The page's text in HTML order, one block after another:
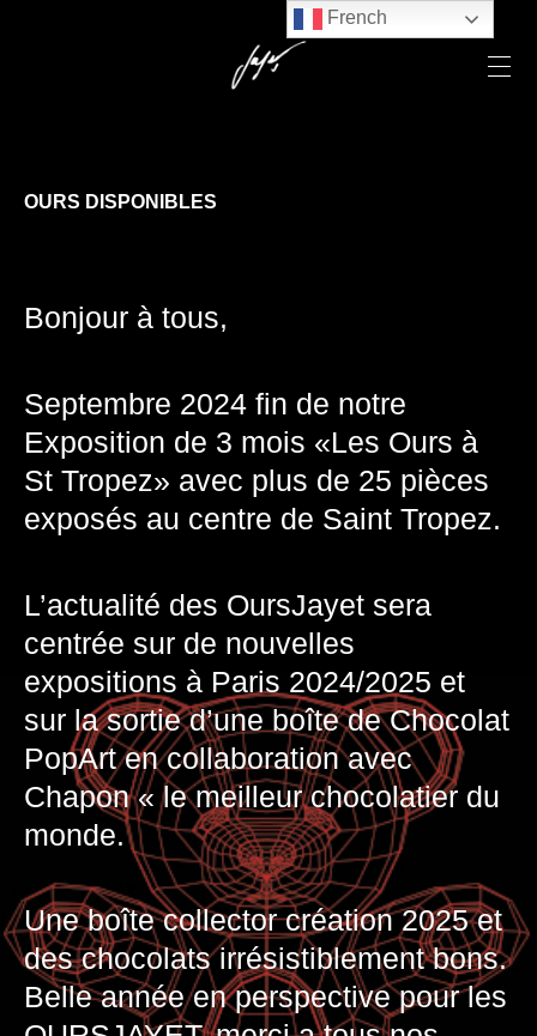
OURS DISPONIBLES
Bonjour à tous,
Septembre 2024 fin de notre
Exposition de 3 mois «Les Ours à
St Tropez» avec plus de 25 pièces
exposés au centre de Saint Tropez.
L’actualité des OursJayet sera
centrée sur de nouvelles
expositions à Paris 2024/2025 et
sur la sortie d’une boîte de Chocolat
PopArt en collaboration avec
Chapon « le meilleur chocolatier du
monde.
Une boîte collector création 2025 et
des chocolats irrésistiblement bons.
Belle année en perspective pour les
French